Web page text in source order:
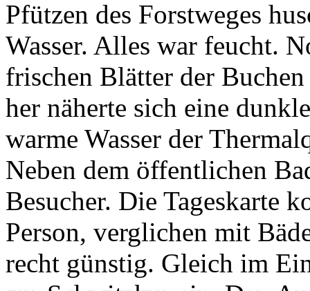
Pfützen des Forstweges
Wasser. Alles war feucht.
frischen Blätter der
her näherte sich eine
warme Wasser der
Neben dem öffentlichen
Besucher. Die Tageskarte
Person, verglichen mit
recht günstig. Gleich im